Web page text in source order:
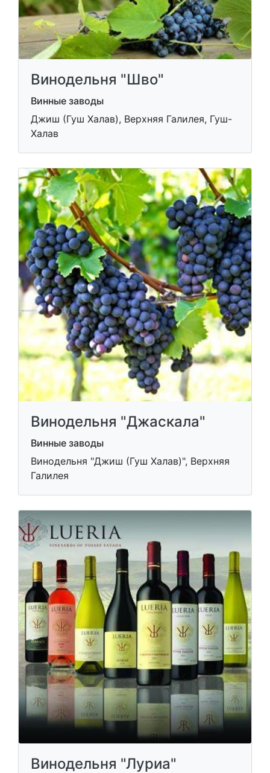
Винодельня "Шво"
Винные заводы
Джиш (Гуш Халав), Верхняя Галилея, Гуш-
Халав
Винодельня "Джаскала"
Винные заводы
Винодельня "Джиш (Гуш Халав)", Верхняя
Галилея
Винодельня "Луриа"